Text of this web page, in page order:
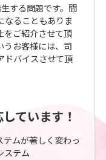
する問題です。間
なることもありま
をご紹介させて頂
うお客様には、司
ドバイスさせて頂
ています！
ムが著しく変わっ
ステム